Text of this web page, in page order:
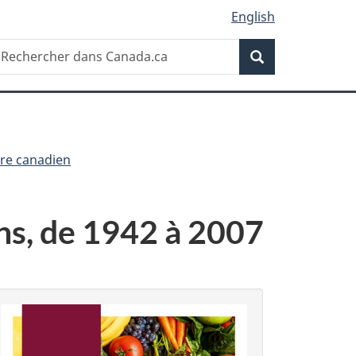
English
Recherche
canadien
de 1942 à 2007